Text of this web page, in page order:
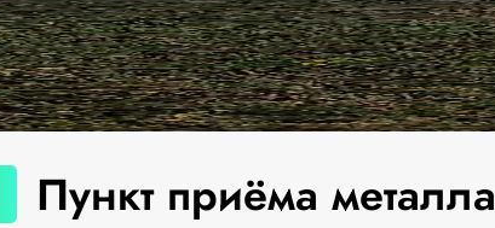
Пункт приёма металла